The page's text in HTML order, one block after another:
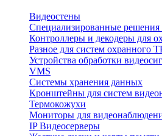
Видеостены
Специализированные решения
Контроллеры и декодеры для
Разное для систем охранного
Устройства обработки
VMS
Системы хранения данных
Кронштейны для систем
Термокожухи
Мониторы для
IP Видеосерверы